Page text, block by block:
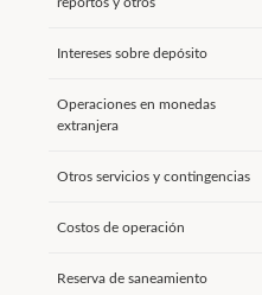
Intereses sobre depósito
Operaciones en monedas
extranjera
Otros servicios y contingencias
Costos de operación
Reserva de saneamiento